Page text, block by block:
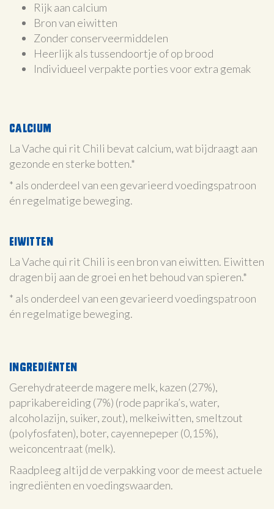
Rijk aan calcium
Bron van eiwitten
Zonder conserveermiddelen
Heerlijk als tussendoortje of op brood
Individueel verpakte porties voor extra gemak
Calcium
La Vache qui rit Chili bevat calcium, wat bijdraagt aan
gezonde en sterke botten.*
* als onderdeel van een gevarieerd voedingspatroon
én regelmatige beweging.
Eiwitten
La Vache qui rit Chili is een bron van eiwitten. Eiwitten
dragen bij aan de groei en het behoud van spieren.*
* als onderdeel van een gevarieerd voedingspatroon
én regelmatige beweging.
Ingrediënten
Gerehydrateerde magere melk, kazen (27%),
paprikabereiding (7%) (rode paprika’s, water,
alcoholazijn, suiker, zout), melkeiwitten, smeltzout
(polyfosfaten), boter, cayennepeper (0,15%),
weiconcentraat (melk).
Raadpleeg altijd de verpakking voor de meest actuele
ingrediënten en voedingswaarden.